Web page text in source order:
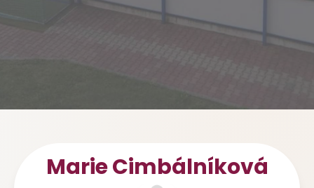
Marie Cimbálníková